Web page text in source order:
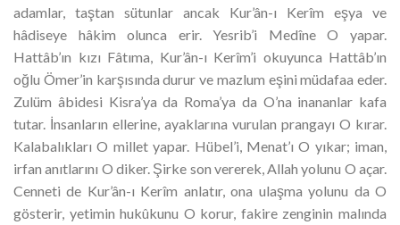
adamlar, taştan sütunlar ancak Kur’ân-ı Kerîm eşya ve
hâdiseye hâkim olunca erir. Yesrib’i Medîne O yapar.
Hattâb’ın kızı Fâtıma, Kur’ân-ı Kerîm’i okuyunca Hattâb’ın
oğlu Ömer’in karşısında durur ve mazlum eşini müdafaa eder.
Zulüm âbidesi Kisra’ya da Roma’ya da O’na inananlar kafa
tutar. İnsanların ellerine, ayaklarına vurulan prangayı O kırar.
Kalabalıkları O millet yapar. Hübel’i, Menat’ı O yıkar; iman,
irfan anıtlarını O diker. Şirke son vererek, Allah yolunu O açar.
Cenneti de Kur’ân-ı Kerîm anlatır, ona ulaşma yolunu da O
gösterir, yetimin hukûkunu O korur, fakire zenginin malında